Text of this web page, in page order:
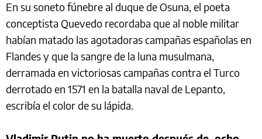
En su soneto fúnebre al duque de Osuna, el poeta
conceptista Quevedo recordaba que al noble militar
habían matado las agotadoras campañas españolas en
Flandes y que la sangre de la luna musulmana,
derramada en victoriosas campañas contra el Turco
derrotado en 1571 en la batalla naval de Lepanto,
escribía el color de su lápida.